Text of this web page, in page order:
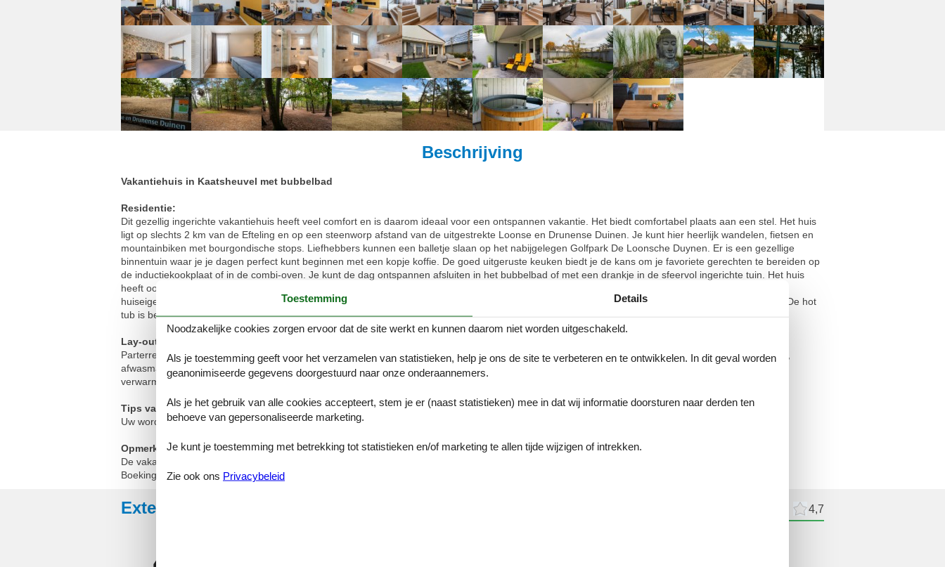
Beschrijving
Vakantiehuis in Kaatsheuvel met bubbelbad
Residentie:
Dit gezellig ingerichte vakantiehuis heeft veel comfort en is daarom ideaal voor een ontspannen vakantie. Het biedt comfortabel plaats aan een stel. Het huis
ligt op slechts 2 km van de Efteling en op een steenworp afstand van de uitgestrekte Loonse en Drunense Duinen. Je kunt hier heerlijk wandelen, fietsen en
mountainbiken met bourgondische stops. Liefhebbers kunnen een balletje slaan op het nabijgelegen Golfpark De Loonsche Duynen. Er is een gezellige
binnentuin waar je je dagen perfect kunt beginnen met een kopje koffie. De goed uitgeruste keuken biedt je de kans om je favoriete gerechten te bereiden op
de inductiekookplaat of in de combi-oven. Je kunt de dag ontspannen afsluiten in het bubbelbad of met een drankje in de sfeervol ingerichte tuin. Het huis
heeft ook een airconditioning om je koel te houden tijdens warm en vochtig weer. Het vakantiehuis staat op hetzelfde terrein als de woning van de
huiseigenaar en er is een gezamenlijke tuin. Je privacy wordt uiteraard gerespecteerd, maar je kunt af en toe de 3 nieuwsgierige katten tegenkomen. De hot
tub is beschikbaar tegen betaling ter plaatse.
Lay-out:
Parterre: (woonkamer(TV(smart TV), eettafel, zithoek), open keuken(kookplaat(elektrisch), waterkoker, afzuigkap, koffiezetapparaat, combimagnetron,
afwasmachine, koelkast), slaapkamer(2-pers. bed(boxspring, 180 x 210 cm)), badkamer(douche(inloopdouche), wastafel, toilet)) Bijgebouw: (hottub)
verwarming(vloerverwarming), binnenplaats, tuin, tuinmeubilair, parking
Tips van de eigenaar:
Uw wordt altijd extra begroet door de huiskat!
Opmerking:
De vakantiewoning ligt op hetzelfde terrein als dat van de huiseigenaar. Deze vakantiewoning is uitsluitend beschikbaar voor recreatieve doeleinden.
Boekingen namens bedrijven zullen worden geannuleerd en mogelijke annuleringskosten worden doorberekend
Externe beoordelingen 4,7
Toestemming Details
Noodzakelijke cookies zorgen ervoor dat de site werkt en kunnen daarom niet worden uitgeschakeld.
Als je toestemming geeft voor het verzamelen van statistieken, help je ons de site te verbeteren en te ontwikkelen. In dit geval worden
geanonimiseerde gegevens doorgestuurd naar onze onderaannemers.
Als je het gebruik van alle cookies accepteert, stem je er (naast statistieken) mee in dat wij informatie doorsturen naar derden ten
behoeve van gepersonaliseerde marketing.
Je kunt je toestemming met betrekking tot statistieken en/of marketing te allen tijde wijzigen of intrekken.
Zie ook ons Privacybeleid